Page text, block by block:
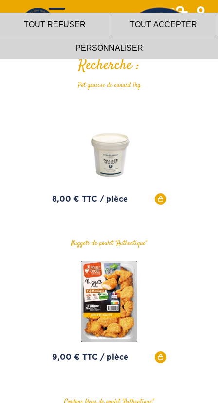
0
Tous les produits
Recherche :
Pot graisse de canard 1kg
8,00 € TTC / pièce
Nuggets de poulet "Authentique"
9,00 € TTC / pièce
fonctionnement de notre site et à des fins analytiques. Vous
pouvez changer d'avis à tout moment en cliquant sur l'icône
présente sur chaque page de notre site. En autorisant ces
services tiers, vous acceptez le dépôt et la lecture de
cookies et l'utilisation de technologies de suivi nécessaires
Charte de confidentialité
TOUT REFUSER TOUT ACCEPTER
PERSONNALISER